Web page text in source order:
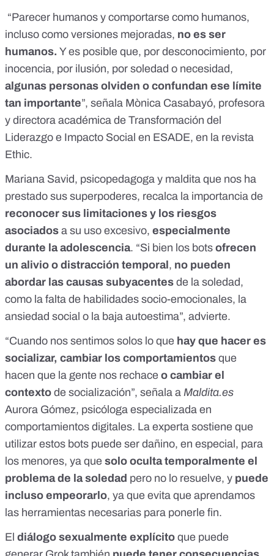
“Parecer humanos y comportarse como humanos,
incluso como versiones mejoradas, no es ser
humanos. Y es posible que, por desconocimiento, por
inocencia, por ilusión, por soledad o necesidad,
algunas personas olviden o confundan ese límite
tan importante”, señala Mònica Casabayó, profesora
y directora académica de Transformación del
Liderazgo e Impacto Social en ESADE, en la revista
Ethic.
Mariana Savid, psicopedagoga y maldita que nos ha
prestado sus superpoderes, recalca la importancia de
reconocer sus limitaciones y los riesgos
asociados a su uso excesivo, especialmente
durante la adolescencia. “Si bien los bots ofrecen
un alivio o distracción temporal , no pueden
abordar las causas subyacentes de la soledad,
como la falta de habilidades socio-emocionales, la
ansiedad social o la baja autoestima”, advierte.
“Cuando nos sentimos solos lo que hay que hacer es
socializar, cambiar los comportamientos que
hacen que la gente nos rechace o cambiar el
contexto de socialización”, señala a Maldita.es
Aurora Gómez, psicóloga especializada en
comportamientos digitales. La experta sostiene que
utilizar estos bots puede ser dañino, en especial, para
los menores, ya que solo oculta temporalmente el
problema de la soledad pero no lo resuelve, y puede
incluso empeorarlo, ya que evita que aprendamos
las herramientas necesarias para ponerle fin.
El diálogo sexualmente explícito que puede